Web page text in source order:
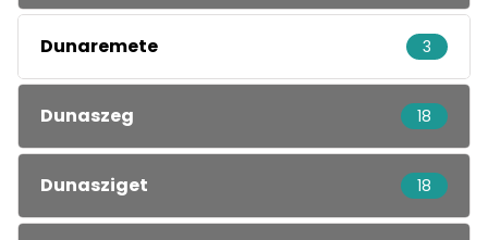
Dunaremete 3
Dunaszeg 18
Dunasziget 18